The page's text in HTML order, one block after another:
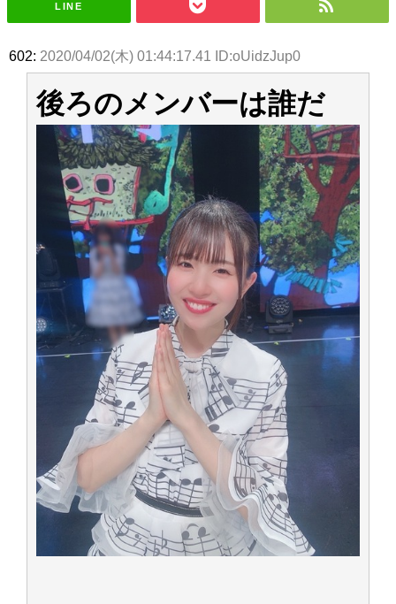
日向坂46まとめのまとめ / 【日向坂46】富田鈴花1st写真集の先行カット、
花考案グッズ＆生写真5種が公開される
アイドル – ぷぅアンテナ / 「乃木坂46ののぎおび⊿」北野日奈子が生配
信！【2022.3.22 17:15〜 SHOWROOM】
アイドル – ぷぅアンテナ / 2022年3月22日（火）のメディア情報
アイドル – ぷぅアンテナ / 【乃木坂46】井上和の『なぎおはぎ』って こん
ぺいとう×いちごみるく×マヨラー星人 と同じと考えてよろしいですか？
アイドル – ぷぅアンテナ / 【乃木坂46】日村勇紀 gif職人が切り抜いた名シ
ふぇどみ！ / 【悲報】呪術廻戦、視聴率5.1%
ふぇどみ！ / 【画像】スポ－ツキャスターお姉さん・ハメまくりだったｗｗ
ｗｗｗｗｗｗｗｗｗｗ
ふぇどみ！ / 【悲報】母「裕福な過程が高学歴になるとか大嘘。教育に金を
かけまくったうちの息子が団地住みの貧乏に学歴で負けた」
Powered by livedoor 相互RSS
LINE
602: 2020/04/02(木) 01:44:17.41 ID:oUidzJup0
後ろのメンバーは誰だ